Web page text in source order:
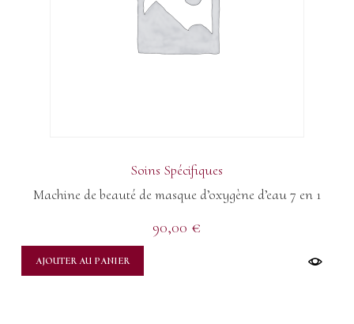
Soins Spécifiques
Machine de beauté de masque d’oxygène d’eau 7 en 1
90,00 €
AJOUTER AU PANIER